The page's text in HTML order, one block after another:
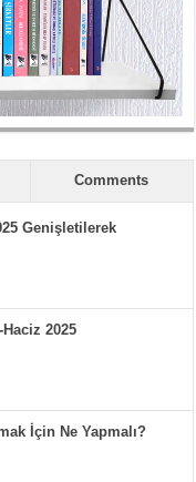
Comments
Genişletilerek
2025
İçin Ne Yapmalı?